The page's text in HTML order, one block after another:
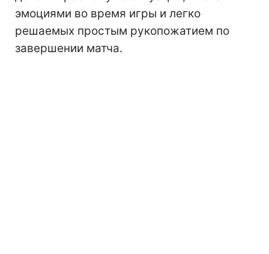
эмоциями во время игры и легко
решаемых простым рукопожатием по
завершении матча.